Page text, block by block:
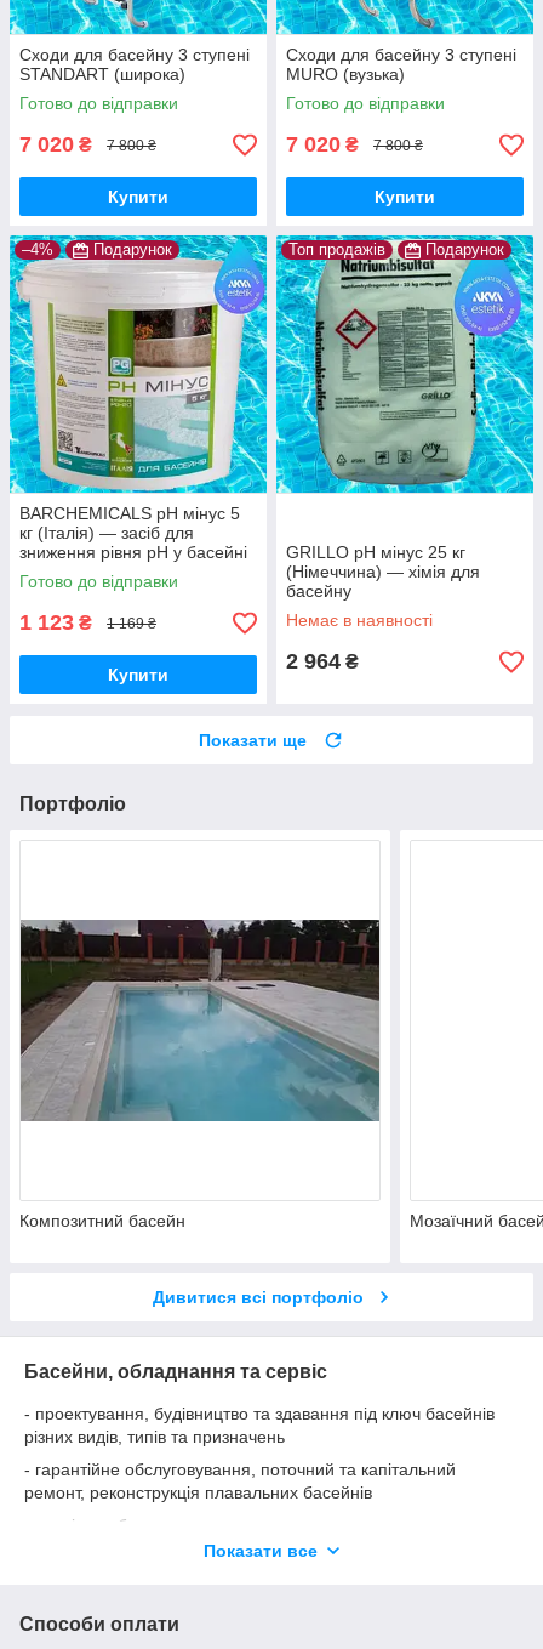
Сходи для басейну 3 ступені
STANDART (широка)
Готово до відправки
7 020 ₴ 7 800 ₴
Купити
Сходи для басейну 3 ступені
MURO (вузька)
Готово до відправки
7 020 ₴ 7 800 ₴
Купити
–4% Подарунок
BARCHEMICALS pH мінус 5
кг (Італія) — засіб для
зниження рівня pH у басейні
Готово до відправки
1 123 ₴ 1 169 ₴
Купити
Топ продажів Подарунок
GRILLO pH мінус 25 кг
(Німеччина) — хімія для
басейну
Немає в наявності
2 964 ₴
Показати ще
Портфоліо
Композитний басейн Мозаїчний
Дивитися всі портфоліо
Басейни, обладнання та сервіс
- проектування, будівництво та здавання під ключ басейнів
різних видів, типів та призначень
- гарантійне обслуговування, поточний та капітальний
ремонт, реконструкція плавальних басейнів
- сервісне обслуговування
- продаж обладнання, аксесуарів, комплектуючих і хімії для
Показати все
Способи оплати